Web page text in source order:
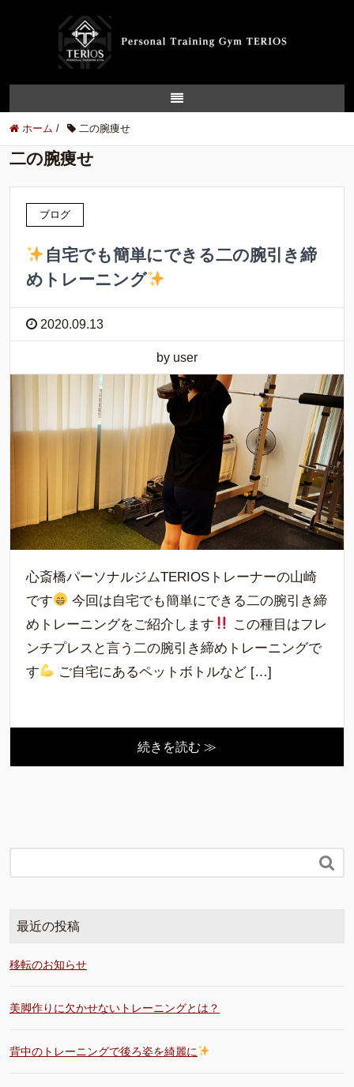
ホーム / 二の腕痩せ
二の腕痩せ
ブログ
自宅でも簡単にできる二の腕引き締
めトレーニング
2020.09.13
by user
心斎橋パーソナルジムTERIOSトレーナーの山崎
です
今回は自宅でも簡単にできる二の腕引き締
めトレーニングをご紹介します
この種目はフレ
ンチプレスと言う二の腕引き締めトレーニングで
す
ご自宅にあるペットボトルなど […]
続きを読む ≫

最近の投稿
移転のお知らせ
美脚作りに欠かせないトレーニングとは？
背中のトレーニングで後ろ姿を綺麗に